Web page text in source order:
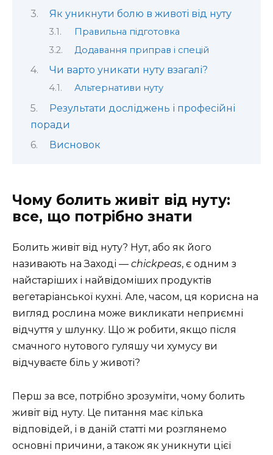
Як уникнути болю в животі від нуту
Правильна підготовка
Додавання приправ і спецій
Чи варто уникати нуту взагалі?
Альтернативи нуту
Результати досліджень і професійні
поради
Висновок
Чому болить живіт від нуту:
все, що потрібно знати
Болить живіт від нуту? Нут, або як його
називають на Заході — chickpeas, є одним з
найстаріших і найвідоміших продуктів
вегетаріанської кухні. Але, часом, ця корисна на
вигляд рослина може викликати неприємні
відчуття у шлунку. Що ж робити, якщо після
смачного нутового гуляшу чи хумусу ви
відчуваєте біль у животі?
Перш за все, потрібно зрозуміти, чому болить
живіт від нуту. Це питання має кілька
відповідей, і в даній статті ми розглянемо
основні причини, а також як уникнути цієї